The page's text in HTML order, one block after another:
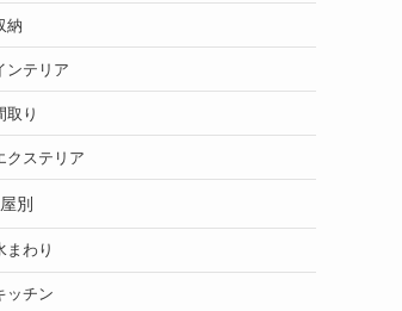
納
ンテリア
取り
クステリア
別
まわり
ッチン